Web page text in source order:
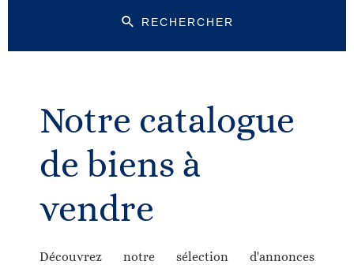
RECHERCHER
Notre catalogue
de biens à
vendre
Découvrez notre sélection d'annonces